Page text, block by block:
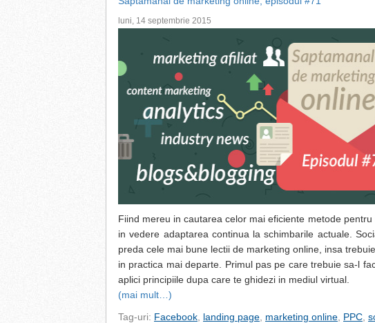
luni, 14 septembrie 2015
Fiind mereu in cautarea celor mai eficiente metode
in vedere adaptarea continua la schimbarile actuale.
preda cele mai bune lectii de marketing online, insa
in practica mai departe. Primul pas pe care trebuie sa-l
aplici principiile dupa care te ghidezi in mediul virtual.
(mai mult…)
Tag-uri: Facebook landing page marketing online PPC